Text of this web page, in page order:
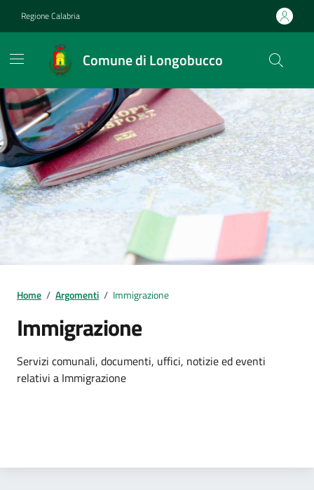
Regione Calabria
Comune di Longobucco
Home / Argomenti / Immigrazione
Immigrazione
Dettagli dell'argomento
Servizi comunali, documenti, uffici, notizie ed eventi
relativi a Immigrazione